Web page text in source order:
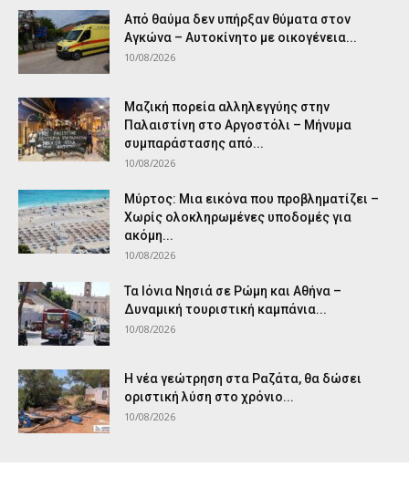
Από θαύμα δεν υπήρξαν θύματα στον
Αγκώνα – Αυτοκίνητο με οικογένεια...
10/08/2026
Μαζική πορεία αλληλεγγύης στην
Παλαιστίνη στο Αργοστόλι – Μήνυμα
συμπαράστασης από...
10/08/2026
Μύρτος: Μια εικόνα που προβληματίζει –
Χωρίς ολοκληρωμένες υποδομές για
ακόμη...
10/08/2026
Τα Ιόνια Νησιά σε Ρώμη και Αθήνα –
Δυναμική τουριστική καμπάνια...
10/08/2026
Η νέα γεώτρηση στα Ραζάτα, θα δώσει
οριστική λύση στο χρόνιο...
10/08/2026